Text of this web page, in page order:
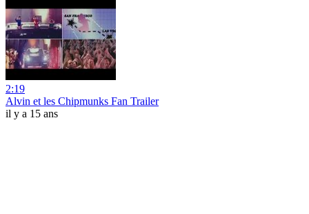
2:19
Alvin et les Chipmunks Fan Trailer
il y a 15 ans